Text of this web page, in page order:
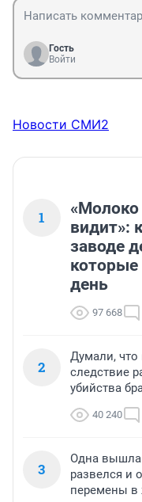
Гость
Войти
Новости СМИ2
1
«Молоко
видит»:
заводе
день
97 668
2
Думали, что
следствие
убийства
40 240
3
Одна вышла
развелся и
перемены в